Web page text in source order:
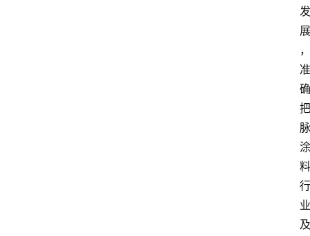
发
展
，
准
确
把
脉
涂
料
行
业
及